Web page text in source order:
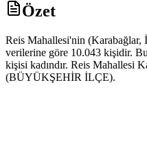
Özet
Reis Mahallesi'nin
verilerine göre 10.043 kişidir.
kişisi kadındır. Reis Mahallesi
(BÜYÜKŞEHİR İLÇE).